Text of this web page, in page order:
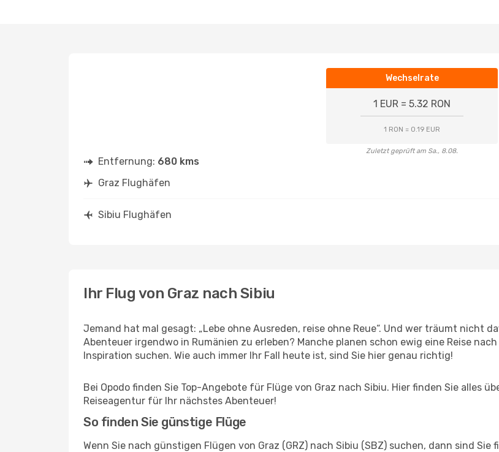
Wechselrate
1 EUR = 5.32 RON
1 RON = 0.19 EUR
Zuletzt geprüft am Sa., 8.08.
Entfernung: 680 kms
Graz Flughäfen
Sibiu Flughäfen
Ihr Flug von Graz nach Sibiu
Jemand hat mal gesagt: „Lebe ohne Ausreden, reise ohne Reue“. Und wer träumt nicht
Abenteuer irgendwo in Rumänien zu erleben? Manche planen schon ewig eine Reise
Inspiration suchen. Wie auch immer Ihr Fall heute ist, sind Sie hier genau richtig!
Bei Opodo finden Sie Top-Angebote für Flüge von Graz nach Sibiu. Hier finden Sie alles
Reiseagentur für Ihr nächstes Abenteuer!
So finden Sie günstige Flüge
Wenn Sie nach günstigen Flügen von Graz (GRZ) nach Sibiu (SBZ) suchen, dann sind Sie